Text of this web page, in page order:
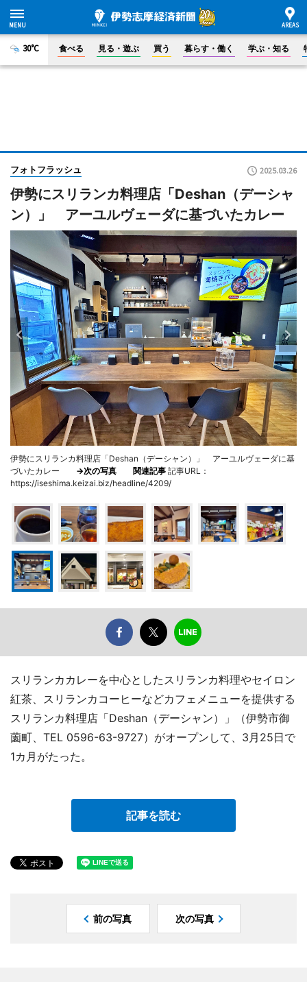
30°C 食べる 見る・遊ぶ 買う 暮らす・働く 学ぶ・知る
フォトフラッシュ 2025.03.26
伊勢にスリランカ料理店「Deshan（デーシャ
ン）」 アーユルヴェーダに基づいたカレー
伊勢にスリランカ料理店「Deshan（デーシャン）」 アーユルヴェーダに基
づいたカレー →次の写真 関連記事 記事URL：
https://iseshima.keizai.biz/headline/4209/
スリランカカレーを中心としたスリランカ料理やセイロン
紅茶、スリランカコーヒーなどカフェメニューを提供する
スリランカ料理店「Deshan（デーシャン）」（伊勢市御
薗町、TEL 0596-63-9727）がオープンして、3月25日で
1カ月がたった。
記事を読む
前の写真 次の写真